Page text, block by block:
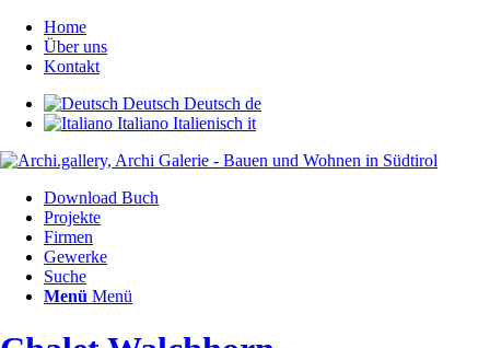
Home
Über uns
Kontakt
Deutsch Deutsch de
Italiano Italienisch it
Download Buch
Projekte
Firmen
Gewerke
Suche
Menü Menü